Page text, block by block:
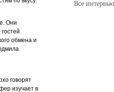
Они
обмена и
говорят
изучает в
Все интервью